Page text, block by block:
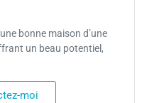
bonne maison d’une
un beau potentiel,
moi